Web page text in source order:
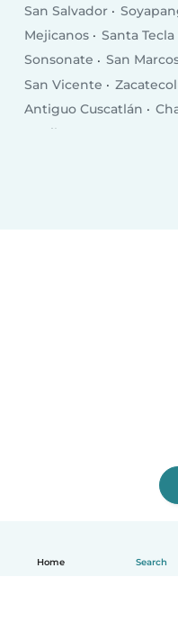
Home Search
San Salvador
Mejicanos
Santa Tecla
Sonsonate
San
San Vicente
Antiguo Cuscatlán
Aguilares